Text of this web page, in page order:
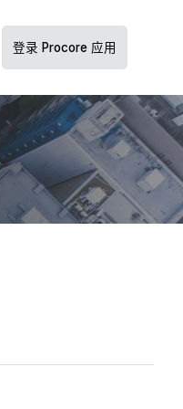
登录 Procore 应用